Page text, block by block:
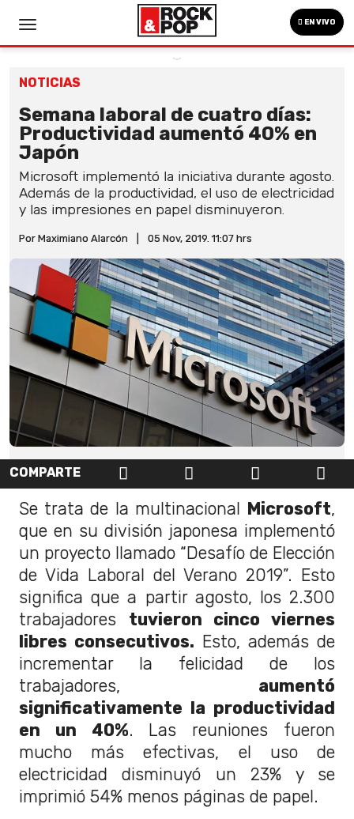
EN VIVO
NOTICIAS
Semana laboral de cuatro días:
Productividad aumentó 40% en
Japón
Microsoft implementó la iniciativa durante agosto.
Además de la productividad, el uso de electricidad
y las impresiones en papel disminuyeron.
Por Maximiano Alarcón 05 Nov, 2019. 11:07 hrs
COMPARTE
Se trata de la multinacional Microsoft,
que en su división japonesa implementó
un proyecto llamado “Desafío de Elección
de Vida Laboral del Verano 2019”. Esto
significa que a partir agosto, los 2.300
trabajadores tuvieron cinco viernes
libres consecutivos. Esto, además de
incrementar la felicidad de los
trabajadores, aumentó
significativamente la productividad
en un 40%. Las reuniones fueron
mucho más efectivas, el uso de
electricidad disminuyó un 23% y se
imprimió 54% menos páginas de papel.